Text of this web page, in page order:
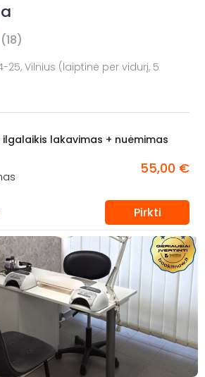
(18)
25, Vilnius (laiptinė per vidurį, 5
ilgalaikis lakavimas + nuėmimas
55,00 €
Pirkti